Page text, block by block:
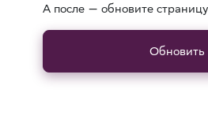
А после — обновите
Обновить